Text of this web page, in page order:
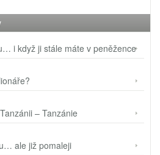
i když ji stále máte v peněžence
– Tanzánie
ale již pomaleji